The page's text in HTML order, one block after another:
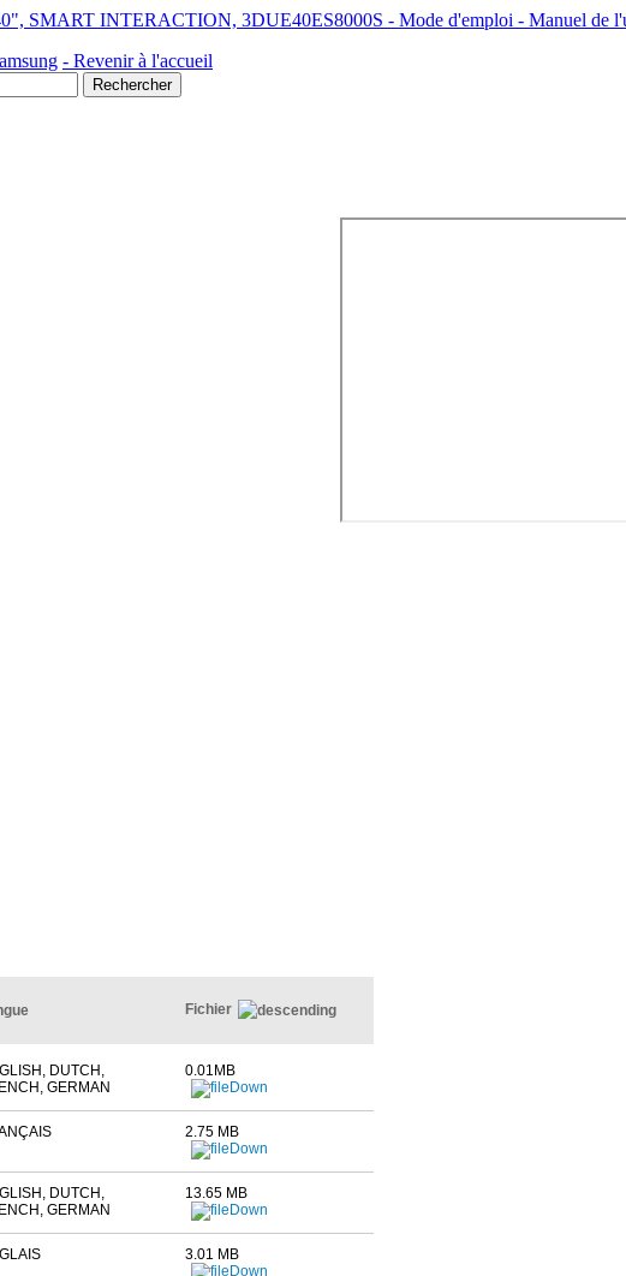
SMART INTERACTION, 3DUE40ES8000S - Mode d'emploi - Manuel de
- Revenir à l'accueil
Fichier
DUTCH,
GERMAN
0.01MB
2.75 MB
DUTCH,
GERMAN
13.65 MB
3.01 MB